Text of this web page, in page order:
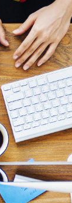
НАША
НАША